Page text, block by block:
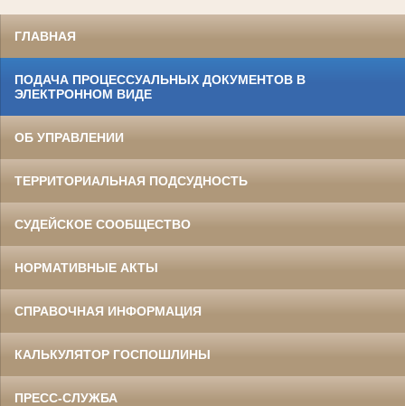
ГЛАВНАЯ
ПОДАЧА ПРОЦЕССУАЛЬНЫХ ДОКУМЕНТОВ В
ЭЛЕКТРОННОМ ВИДЕ
ОБ УПРАВЛЕНИИ
ТЕРРИТОРИАЛЬНАЯ ПОДСУДНОСТЬ
СУДЕЙСКОЕ СООБЩЕСТВО
НОРМАТИВНЫЕ АКТЫ
СПРАВОЧНАЯ ИНФОРМАЦИЯ
КАЛЬКУЛЯТОР ГОСПОШЛИНЫ
ПРЕСС-СЛУЖБА